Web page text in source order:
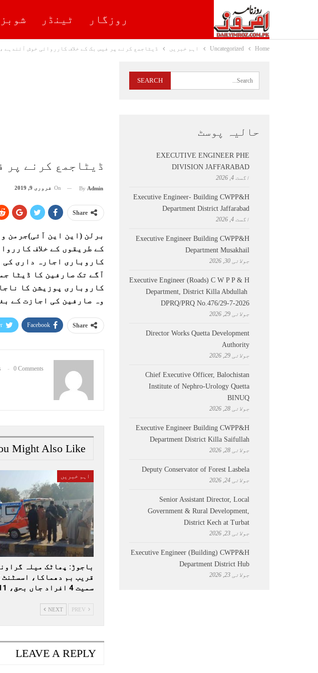
روزگار ٹینڈر شوبز
Home
Uncategorized اہم خبریں ڈیٹاجمع کرنے پر فیس بک کے خلاف کارروائی خوش آئندہے
ڈیٹاجمع کرنے پر
By Admin
On فروری 9, 2019
Share
برلن (این این آئی)جرمن
کے طریقوں کے خلاف
کاروباری اجارہ داری کی
آگے تک صارفین کا ڈیٹا
کاروباری پوزیشن کا
وہ صارفین کی اجازت کے
Share
Facebook
0 Comments
Might Also Like
اہم خبریں
باجوڑ: پھاٹک میلہ
قریب بم دھماکا، اسسٹنٹ
سمیت 4 افراد جاں بحق، 11…
NEXT
LEAVE A REPLY
حالیہ پوسٹ
EXECUTIVE ENGINEER PHE
DIVISION JAFFARABAD
اگست 4, 2026
Executive Engineer- Building CWPP&H
Department District Jaffarabad
اگست 4, 2026
Executive Engineer Building CWPP&H
Department Musakhail
جولائی 30, 2026
Executive Engineer (Roads) C W P P & H
Department, District Killa Abdullah ​
DPRQ/PRQ No.476/29-7-2026
جولائی 29, 2026
Director Works Quetta Development
Authority
جولائی 29, 2026
Chief Executive Officer, Balochistan
Institute of Nephro-Urology Quetta
BINUQ
جولائی 28, 2026
Executive Engineer Building CWPP&H
Department District Killa Saifullah
جولائی 28, 2026
Deputy Conservator of Forest Lasbela
جولائی 24, 2026
Senior Assistant Director, Local
Government & Rural Development,
District Kech at Turbat
جولائی 23, 2026
Executive Engineer (Building) CWPP&H
Department District Hub
جولائی 23, 2026